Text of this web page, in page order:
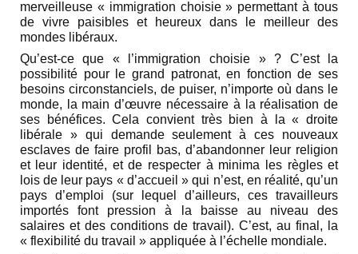
merveilleuse « immigration choisie » permettant à tous
de vivre paisibles et heureux dans le meilleur des
mondes libéraux.
Qu’est-ce que « l’immigration choisie » ? C’est la
possibilité pour le grand patronat, en fonction de ses
besoins circonstanciels, de puiser, n’importe où dans le
monde, la main d’œuvre nécessaire à la réalisation de
ses bénéfices. Cela convient très bien à la « droite
libérale » qui demande seulement à ces nouveaux
esclaves de faire profil bas, d’abandonner leur religion
et leur identité, et de respecter à minima les règles et
lois de leur pays « d’accueil » qui n’est, en réalité, qu’un
pays d’emploi (sur lequel d’ailleurs, ces travailleurs
importés font pression à la baisse au niveau des
salaires et des conditions de travail). C’est, au final, la
« flexibilité du travail » appliquée à l’échelle mondiale.